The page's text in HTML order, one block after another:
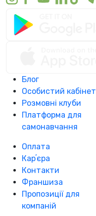
Блог
Особистий кабінет
Розмовні клуби
Платформа для
самонавчання
Оплата
Карʼєра
Контакти
Франшиза
Пропозиції для
компаній